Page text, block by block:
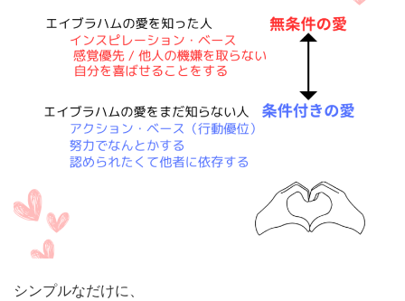
シンプルなだけに、